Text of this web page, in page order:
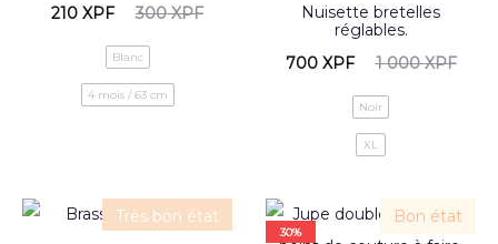
300XPF
210 XPF
Blanc
4 mois / 63 cm
Nuisette bretelles
réglables.
1 000XPF
700 XPF
Noir
XL
Très bon état Bon état
30%